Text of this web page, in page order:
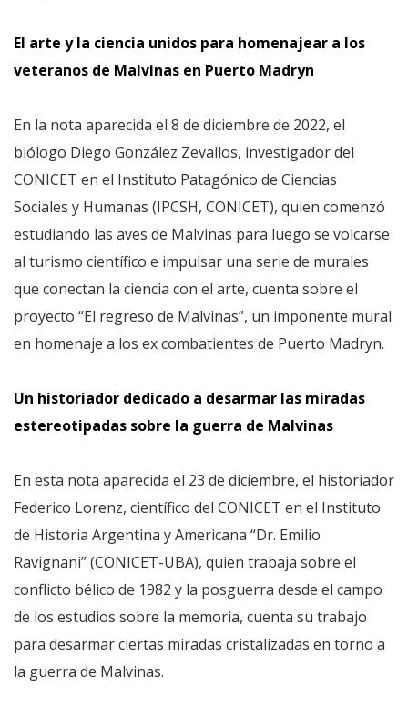
El arte y la ciencia unidos para homenajear a los
veteranos de Malvinas en Puerto Madryn
En la nota aparecida el 8 de diciembre de 2022, el
biólogo Diego González Zevallos, investigador del
CONICET en el Instituto Patagónico de Ciencias
Sociales y Humanas (IPCSH, CONICET), quien comenzó
estudiando las aves de Malvinas para luego se volcarse
al turismo científico e impulsar una serie de murales
que conectan la ciencia con el arte, cuenta sobre el
proyecto “El regreso de Malvinas”, un imponente mural
en homenaje a los ex combatientes de Puerto Madryn.
Un historiador dedicado a desarmar las miradas
estereotipadas sobre la guerra de Malvinas
En esta nota aparecida el 23 de diciembre, el historiador
Federico Lorenz, científico del CONICET en el Instituto
de Historia Argentina y Americana “Dr. Emilio
Ravignani” (CONICET-UBA), quien trabaja sobre el
conflicto bélico de 1982 y la posguerra desde el campo
de los estudios sobre la memoria, cuenta su trabajo
para desarmar ciertas miradas cristalizadas en torno a
la guerra de Malvinas.